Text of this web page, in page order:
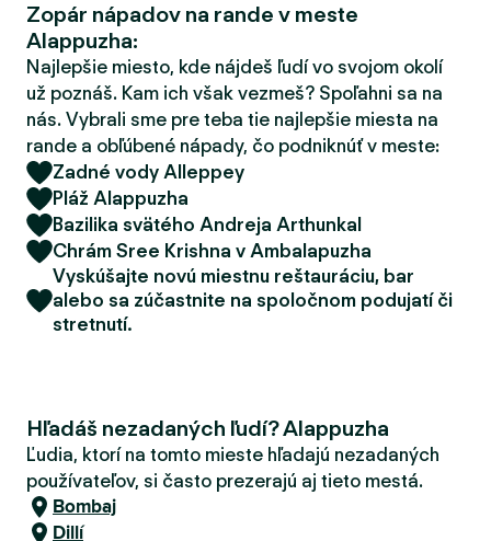
d
r
Zopár nápadov na rande v meste
Alappuzha:
Najlepšie miesto, kde nájdeš ľudí vo svojom okolí
už poznáš. Kam ich však vezmeš? Spoľahni sa na
nás. Vybrali sme pre teba tie najlepšie miesta na
rande a obľúbené nápady, čo podniknúť v meste:
Zadné vody Alleppey
Pláž Alappuzha
Bazilika svätého Andreja Arthunkal
Chrám Sree Krishna v Ambalapuzha
Vyskúšajte novú miestnu reštauráciu, bar
alebo sa zúčastnite na spoločnom podujatí či
stretnutí.
Hľadáš nezadaných ľudí? Alappuzha
Ľudia, ktorí na tomto mieste hľadajú nezadaných
používateľov, si často prezerajú aj tieto mestá.
Bombaj
Dillí